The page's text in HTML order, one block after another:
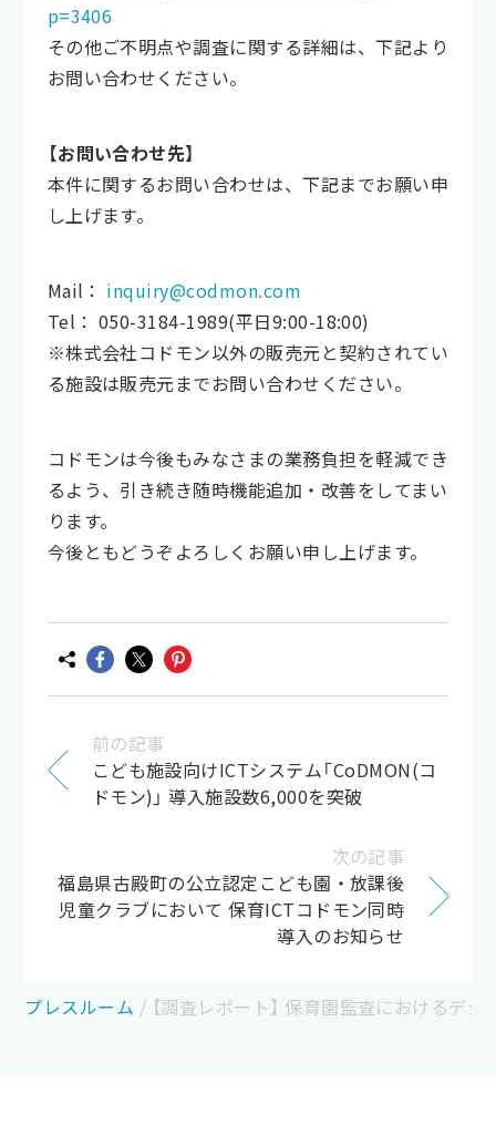
p=3406
その他ご不明点や調査に関する詳細は、下記より
お問い合わせください。
【お問い合わせ先】
本件に関するお問い合わせは、下記までお願い申
し上げます。
Mail： inquiry@codmon.com
Tel： 050-3184-1989(平日9:00-18:00)
※株式会社コドモン以外の販売元と契約されてい
る施設は販売元までお問い合わせください。
コドモンは今後もみなさまの業務負担を軽減でき
るよう、引き続き随時機能追加・改善をしてまい
ります。
今後ともどうぞよろしくお願い申し上げます。
前の記事
こども施設向けICTシステム「CoDMON(コ
ドモン)」 導入施設数6,000を突破
次の記事
福島県古殿町の公立認定こども園・放課後
児童クラブにおいて 保育ICTコドモン同時
導入のお知らせ
プレスルーム / 【調査レポート】 保育園監査におけるデ